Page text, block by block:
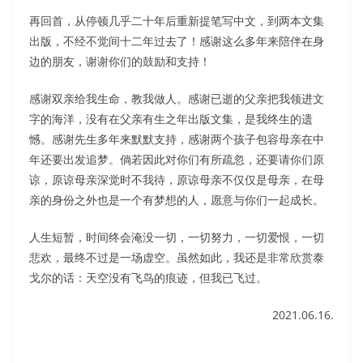
再回首，从停顿几乎二十年后重新提笔写中文，到两本文集
出版，不经不觉间十二年过去了！感谢这么多年来陪伴在身
边的朋友，谢谢你们的鼓励和支持！
感谢双亲给我生命，教我做人。感谢已逝的父亲把我领进文
字的海洋，没有在父亲有生之年出版文集，是我终生的遗
憾。感谢先生多年来默默支持，感谢两个孩子包容母亲在中
年还要出发追梦。倘若因此对你们有所疏忽，还要请你们原
谅，原谅母亲深觉时不我待，原谅母亲不仅仅是母亲，在母
亲的身份之外也是一个有梦想的人，愿意与你们一起成长。
人生短暂，时间终会淹没一切，一切努力，一切爱恨，一切
悲欢，最终不过是一场虚空。虽然如此，我还是非常欣赏泰
戈尔的话：天空没有飞鸟的痕迹，但我已飞过。
2021.06.16.